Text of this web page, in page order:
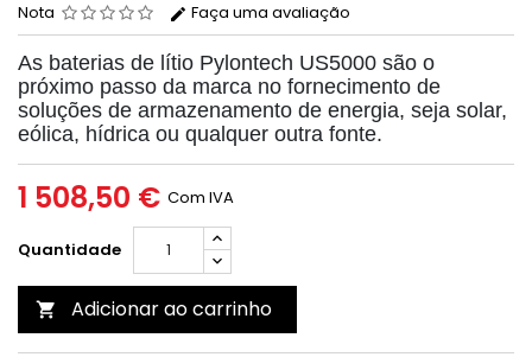
Nota Faça uma avaliação
As baterias de lítio Pylontech US5000 são o
próximo passo da marca no fornecimento de
soluções de armazenamento de energia, seja solar,
eólica, hídrica ou qualquer outra fonte.
1 508,50 € Com IVA
Quantidade
 Adicionar ao carrinho